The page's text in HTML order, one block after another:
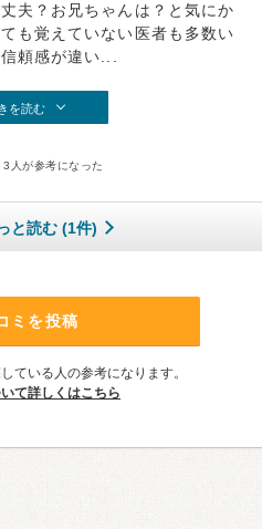
夫？お兄ちゃんは？と気にか
も覚えていない医者も多数い
頼感が違い...
を読む
3人が参考になった
と読む (1件)
ミを投稿
ている人の参考になります。
て詳しくはこちら